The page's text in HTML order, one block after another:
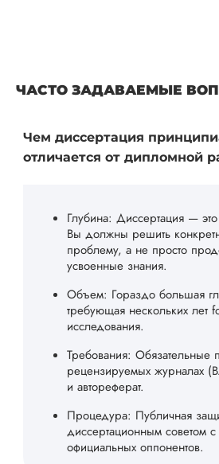
ЧАСТО ЗАДАВАЕМЫЕ
Чем диссертация
отличается от дипломной
Глубина: Диссертация —
Вы должны решить
проблему, а не просто
усвоенные знания.
Объем: Гораздо большая
требующая нескольких лет
исследования.
Требования: Обязательные
рецензируемых журналах
и автореферат.
Процедура: Публичная
диссертационным советом с
официальных оппонентов.